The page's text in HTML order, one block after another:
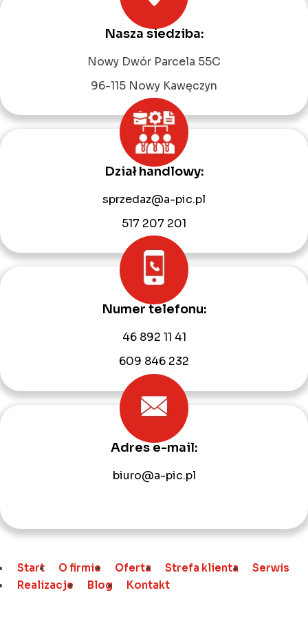
Nasza siedziba:
Nowy Dwór Parcela 55C
96-115 Nowy Kawęczyn
Dział handlowy:
sprzedaz@a-pic.pl
517 207 201
Numer telefonu:
46 892 11 41
609 846 232
Adres e-mail:
biuro@a-pic.pl
Start O firmie Oferta Strefa klienta
Serwis
Realizacje
Blog Kontakt